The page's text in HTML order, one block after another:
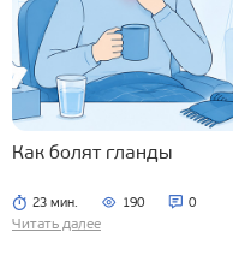
Как болят гланды
23 мин. 190 0
Читать далее